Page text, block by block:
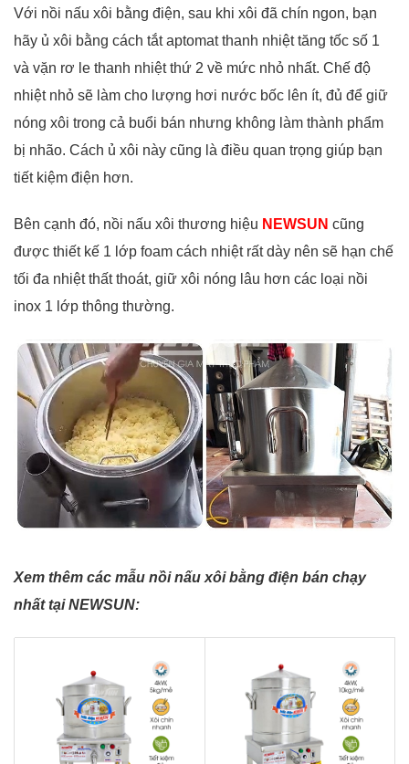
Với nồi nấu xôi bằng điện, sau khi xôi đã chín ngon, bạn
hãy ủ xôi bằng cách tắt aptomat thanh nhiệt tăng tốc số 1
và vặn rơ le thanh nhiệt thứ 2 về mức nhỏ nhất. Chế độ
nhiệt nhỏ sẽ làm cho lượng hơi nước bốc lên ít, đủ để giữ
nóng xôi trong cả buổi bán nhưng không làm thành phẩm
bị nhão. Cách ủ xôi này cũng là điều quan trọng giúp bạn
tiết kiệm điện hơn.
Bên cạnh đó, nồi nấu xôi thương hiệu NEWSUN cũng
được thiết kế 1 lớp foam cách nhiệt rất dày nên sẽ hạn chế
tối đa nhiệt thất thoát, giữ xôi nóng lâu hơn các loại nồi
inox 1 lớp thông thường.
Xem thêm các mẫu nồi nấu xôi bằng điện bán chạy
nhất tại NEWSUN: